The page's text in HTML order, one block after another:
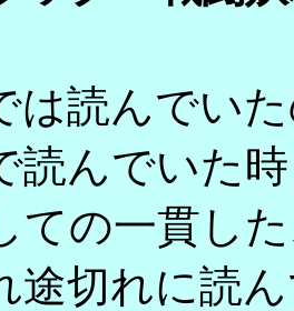
読んでい
読んでいた
ての一貫し
途切れに読